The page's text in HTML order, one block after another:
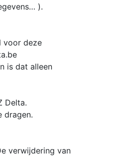
).
voor deze
is dat alleen
Delta.
dragen.
verwijdering van